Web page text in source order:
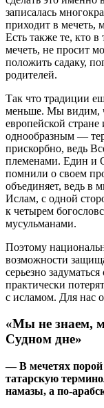
записалась
приходит в мечеть,
Есть также те, кто в
мечеть, не просит
положить садаку,
родителей.
Так что традиции
меньше. Мы видим,
европейской
однообразным —
прискорбно, ведь
племенами. Един и
помнили о своем
объединяет, ведь в
Ислам, с одной
к четырем
мусульманами.
Поэтому
возможности
серьезно
практически
с исламом. Для нас
«Мы не знаем,
Судном дне»
— В мечетях
татарскую
намазы, а по-